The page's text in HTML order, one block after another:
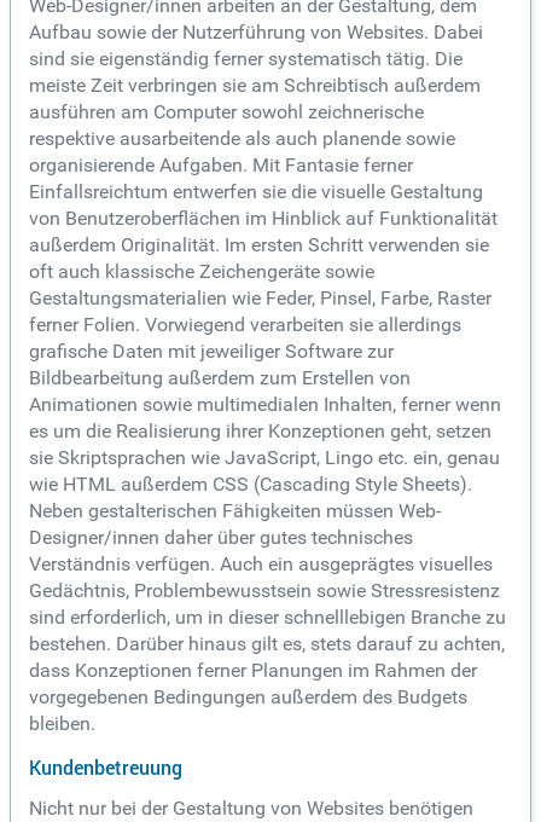
Web-Designer/innen arbeiten an der Gestaltung, dem
Aufbau sowie der Nutzerführung von Websites. Dabei
sind sie eigenständig ferner systematisch tätig. Die
meiste Zeit verbringen sie am Schreibtisch außerdem
ausführen am Computer sowohl zeichnerische
respektive ausarbeitende als auch planende sowie
organisierende Aufgaben. Mit Fantasie ferner
Einfallsreichtum entwerfen sie die visuelle Gestaltung
von Benutzeroberflächen im Hinblick auf Funktionalität
außerdem Originalität. Im ersten Schritt verwenden sie
oft auch klassische Zeichengeräte sowie
Gestaltungsmaterialien wie Feder, Pinsel, Farbe, Raster
ferner Folien. Vorwiegend verarbeiten sie allerdings
grafische Daten mit jeweiliger Software zur
Bildbearbeitung außerdem zum Erstellen von
Animationen sowie multimedialen Inhalten, ferner wenn
es um die Realisierung ihrer Konzeptionen geht, setzen
sie Skriptsprachen wie JavaScript, Lingo etc. ein, genau
wie HTML außerdem CSS (Cascading Style Sheets).
Neben gestalterischen Fähigkeiten müssen Web-
Designer/innen daher über gutes technisches
Verständnis verfügen. Auch ein ausgeprägtes visuelles
Gedächtnis, Problembewusstsein sowie Stressresistenz
sind erforderlich, um in dieser schnelllebigen Branche zu
bestehen. Darüber hinaus gilt es, stets darauf zu achten,
dass Konzeptionen ferner Planungen im Rahmen der
vorgegebenen Bedingungen außerdem des Budgets
bleiben.
Kundenbetreuung
Nicht nur bei der Gestaltung von Websites benötigen